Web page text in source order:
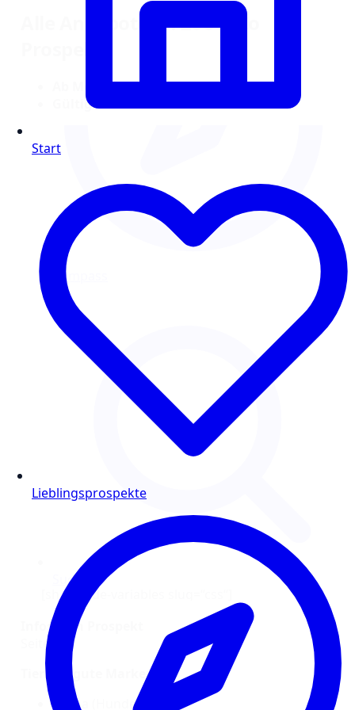
Alle Angebote im Zoo & Co
Ab Montag, 16.02.2026
Gültig bis 21.02.2026
Infos zum Prospekt
Seiten: 1
Tierisch gute Marken:
arriba (Hundefutter)
Start
Lieblingsprospekte